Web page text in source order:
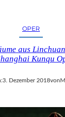
OPER
aus
Kunqu
3. Dezember 2018von